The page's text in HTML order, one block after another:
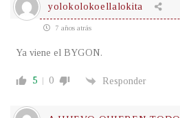
yolokolokoellalokita
7 años atrás
Ya viene el BYGON.
5 0 Responder